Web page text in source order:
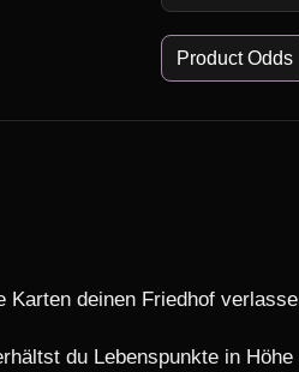
Product Odds
Karten deinen Friedhof
du Lebenspunkte in